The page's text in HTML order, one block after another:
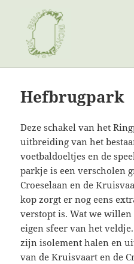
Hefbrugpark
Deze schakel van het
uitbreiding van het
voetbaldoeltjes en de
parkje is een verscholen
Croeselaan en de
kop zorgt er nog eens
verstopt is. Wat we
eigen sfeer van het
zijn isolement halen en
van de Kruisvaart en de